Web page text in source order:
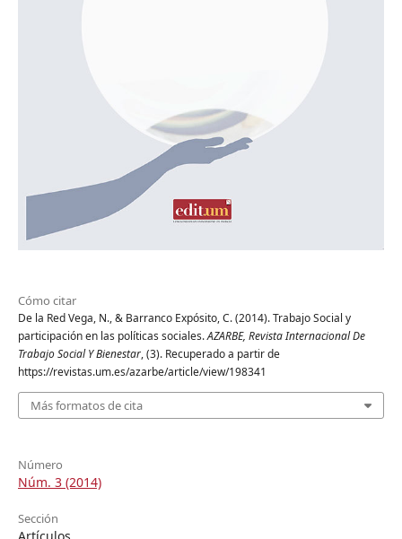
Cómo citar
De la Red Vega, N., & Barranco Expósito, C. (2014). Trabajo Social y
participación en las políticas sociales.AZARBE, Revista Internacional De
Trabajo Social Y Bienestar, (3). Recuperado a partir de
https://revistas.um.es/azarbe/article/view/198341
Más formatos de cita
Número
Núm. 3 (2014)
Sección